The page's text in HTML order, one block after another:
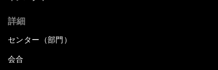
詳細
センター（部門）
会合